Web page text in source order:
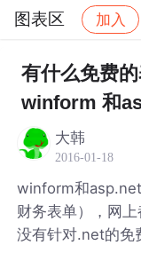
图表区 加入
社区 图表区
有什么免费
winform 和
大韩
2016-01-18
winform和
财务表单），网
没有针对.net的免